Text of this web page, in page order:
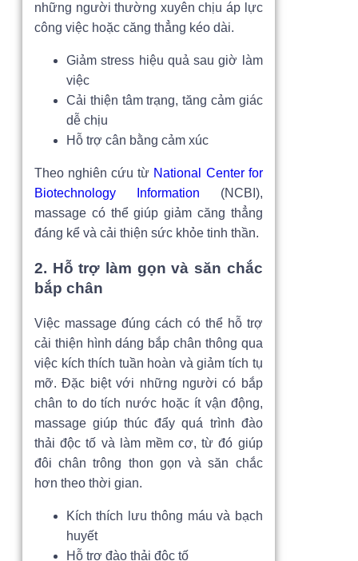
những người thường xuyên chịu áp lực
công việc hoặc căng thẳng kéo dài.
Giảm stress hiệu quả sau giờ làm
việc
Cải thiện tâm trạng, tăng cảm giác
dễ chịu
Hỗ trợ cân bằng cảm xúc
Theo nghiên cứu từ National Center for
Biotechnology Information (NCBI),
massage có thể giúp giảm căng thẳng
đáng kể và cải thiện sức khỏe tinh thần.
2. Hỗ trợ làm gọn và săn chắc
bắp chân
Việc massage đúng cách có thể hỗ trợ
cải thiện hình dáng bắp chân thông qua
việc kích thích tuần hoàn và giảm tích tụ
mỡ. Đặc biệt với những người có bắp
chân to do tích nước hoặc ít vận động,
massage giúp thúc đẩy quá trình đào
thải độc tố và làm mềm cơ, từ đó giúp
đôi chân trông thon gọn và săn chắc
hơn theo thời gian.
Kích thích lưu thông máu và bạch
huyết
Hỗ trợ đào thải độc tố